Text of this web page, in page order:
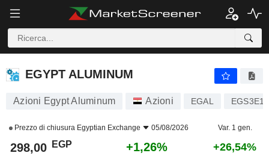
EGYPT ALUMINUM
EGYPT ALUMINUM
Azioni Egypt Aluminum Azioni EGAL
Prezzo di chiusura Egyptian Exchange 05/08/2026 Var. 1 gen.
298,00 EGP +1,26% +26,54%